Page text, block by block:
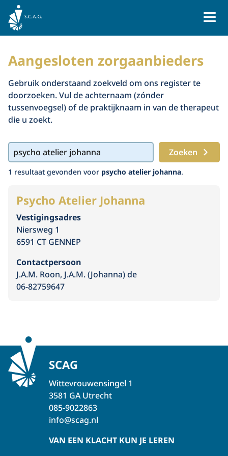
Naar homepage
Aangesloten zorgaanbieders
Gebruik onderstaand zoekveld om ons register te
doorzoeken. Vul de achternaam (zónder
tussenvoegsel) of de praktijknaam in van de therapeut
die u zoekt.
Zoeken
1 resultaat gevonden voor psycho atelier johanna.
Psycho Atelier Johanna
Vestigingsadres
Niersweg 1
6591 CT GENNEP
Contactpersoon
J.A.M. Roon, J.A.M. (Johanna) de
06-82759647
SCAG
Wittevrouwensingel 1
3581 GA Utrecht
085-9022863
info@scag.nl
VAN EEN KLACHT KUN JE LEREN